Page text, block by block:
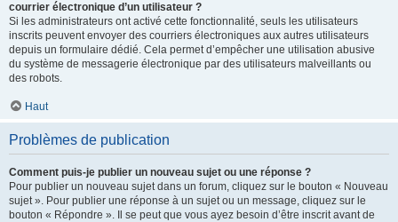
courrier électronique d’un utilisateur ?
Si les administrateurs ont activé cette fonctionnalité, seuls les utilisateurs
inscrits peuvent envoyer des courriers électroniques aux autres utilisateurs
depuis un formulaire dédié. Cela permet d’empêcher une utilisation abusive
du système de messagerie électronique par des utilisateurs malveillants ou
des robots.
Haut
Problèmes de publication
Comment puis-je publier un nouveau sujet ou une réponse ?
Pour publier un nouveau sujet dans un forum, cliquez sur le bouton « Nouveau
sujet ». Pour publier une réponse à un sujet ou un message, cliquez sur le
bouton « Répondre ». Il se peut que vous ayez besoin d’être inscrit avant de